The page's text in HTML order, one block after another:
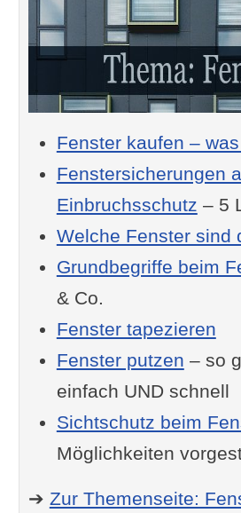
Fenster kaufen –
Fenstersicherungen
Einbruchsschutz – 5
Welche Fenster sind
Grundbegriffe beim
& Co.
Fenster tapezieren
Fenster putzen – so
einfach UND schnell
Sichtschutz beim
Möglichkeiten
➔ Zur Themenseite: